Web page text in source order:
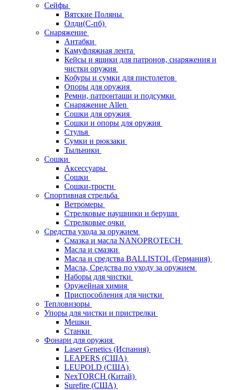
Сейфы
Вятские Поляны
Олди(С-пб)
Снаряжение
Антабки
Камуфляжная лента
Кейсы и ящики для патронов, снаряжения и
чистки оружия
Кобуры и сумки для пистолетов
Опоры для оружия
Ремни, патронташи и подсумки
Снаряжение Allen
Сошки для оружия
Сошки и опоры для оружия
Стулья
Сумки и рюкзаки
Тыльники
Сошки
Аксессуары
Сошки
Сошки-трости
Спортивная стрельба
Ветромеры
Стрелковые наушники и беруши
Стрелковые очки
Средства ухода за оружием
Смазка и масла NANOPROTECH
Масла и смазки
Масла и средства BALLISTOL (Германия)
Масла, Средства по уходу за оружием
Наборы для чистки
Оружейная химия
Приспособления для чистки
Тепловизоры
Упоры для чистки и пристрелки
Мешки
Станки
Фонари для оружия
Laser Genetics (Испания)
LEAPERS (США)
LEUPOLD (США)
NexTORCH (Китай)
Surefire (США)